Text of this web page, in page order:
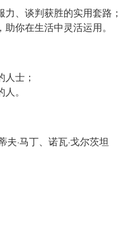
、谈判获胜的实用套路；
你在生活中灵活运用。
士；
。
·马丁、诺瓦·戈尔茨坦